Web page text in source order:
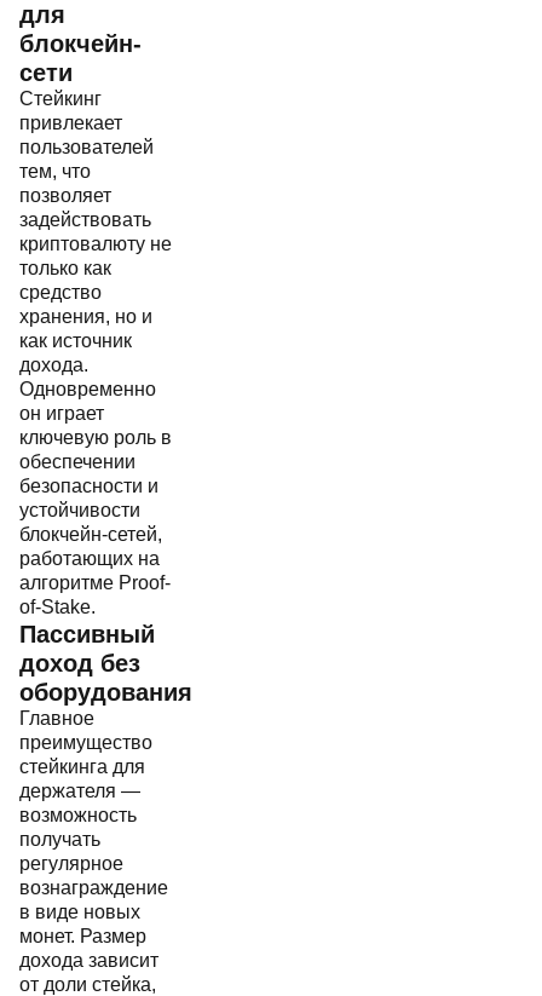
для
блокчейн-
сети
Стейкинг
привлекает
пользователей
тем, что
позволяет
задействовать
криптовалюту не
только как
средство
хранения, но и
как источник
дохода.
Одновременно
он играет
ключевую роль в
обеспечении
безопасности и
устойчивости
блокчейн-сетей,
работающих на
алгоритме Proof-
of-Stake.
Пассивный
доход без
оборудования
Главное
преимущество
стейкинга для
держателя —
возможность
получать
регулярное
вознаграждение
в виде новых
монет. Размер
дохода зависит
от доли стейка,